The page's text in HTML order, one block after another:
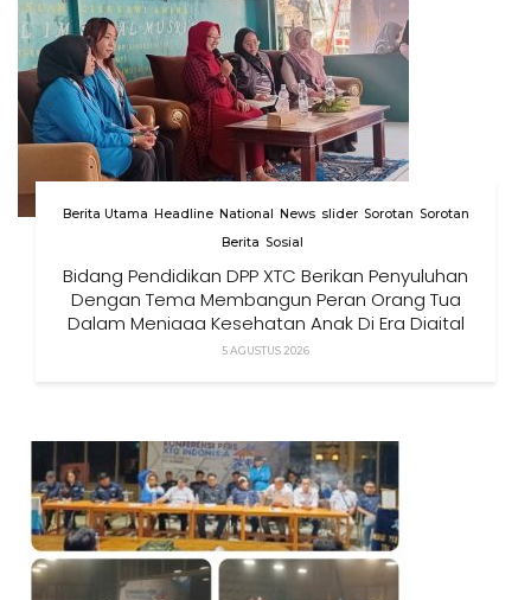
Berita Utama Headline National News slider Sorotan Sorotan
Berita Sosial
Bidang Pendidikan DPP XTC Berikan Penyuluhan
Dengan Tema Membangun Peran Orang Tua
Dalam Menjaga Kesehatan Anak Di Era Digital
5 AGUSTUS 2026